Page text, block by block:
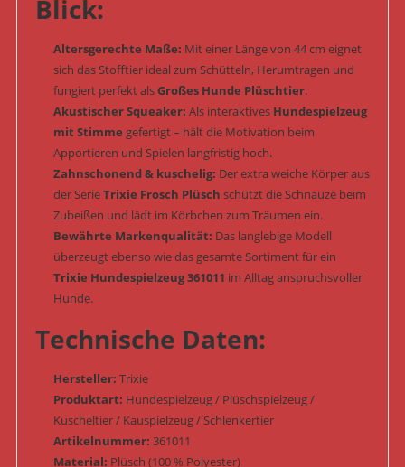
Blick:
Altersgerechte Maße: Mit einer Länge von 44 cm eignet
sich das Stofftier ideal zum Schütteln, Herumtragen und
fungiert perfekt alsGroßes Hunde Plüschtier.
Akustischer Squeaker: Als interaktives Hundespielzeug
mit Stimme gefertigt – hält die Motivation beim
Apportieren und Spielen langfristig hoch.
Zahnschonend & kuschelig: Der extra weiche Körper aus
der SerieTrixie Frosch Plüsch schützt die Schnauze beim
Zubeißen und lädt im Körbchen zum Träumen ein.
Bewährte Markenqualität: Das langlebige Modell
überzeugt ebenso wie das gesamte Sortiment für ein
Trixie Hundespielzeug 361011 im Alltag anspruchsvoller
Hunde.
Technische Daten:
Hersteller: Trixie
Produktart: Hundespielzeug / Plüschspielzeug /
Kuscheltier / Kauspielzeug / Schlenkertier
Artikelnummer: 361011
Material: Plüsch (100 % Polyester)